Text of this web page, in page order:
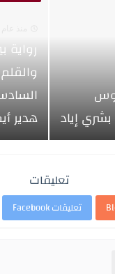
إياد
رواية
هدير
تعليقات
تعليقات Facebook